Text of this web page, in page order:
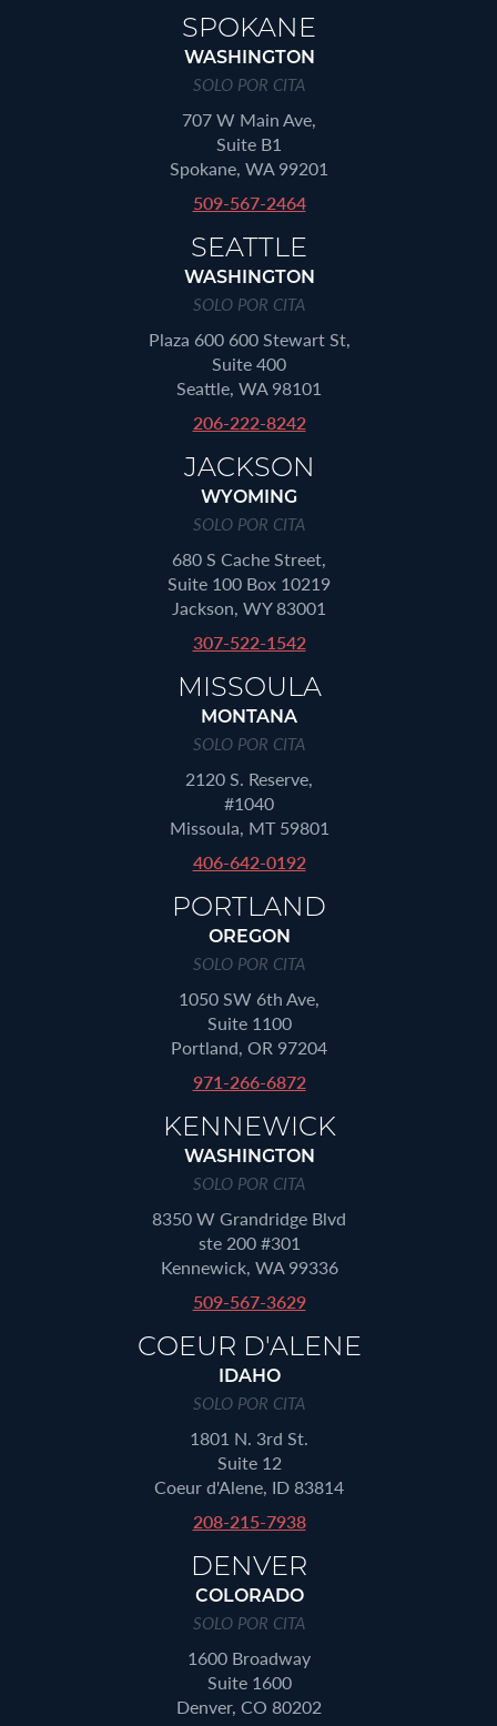
SPOKANE
WASHINGTON
SOLO POR CITA
707 W Main Ave,
Suite B1
Spokane, WA 99201
509-567-2464
SEATTLE
WASHINGTON
SOLO POR CITA
Plaza 600 600 Stewart St,
Suite 400
Seattle, WA 98101
206-222-8242
JACKSON
WYOMING
SOLO POR CITA
680 S Cache Street,
Suite 100 Box 10219
Jackson, WY 83001
307-522-1542
MISSOULA
MONTANA
SOLO POR CITA
2120 S. Reserve,
#1040
Missoula, MT 59801
406-642-0192
PORTLAND
OREGON
SOLO POR CITA
1050 SW 6th Ave,
Suite 1100
Portland, OR 97204
971-266-6872
KENNEWICK
WASHINGTON
SOLO POR CITA
8350 W Grandridge Blvd
ste 200 #301
Kennewick, WA 99336
509-567-3629
COEUR D'ALENE
IDAHO
SOLO POR CITA
1801 N. 3rd St.
Suite 12
Coeur d'Alene, ID 83814
208-215-7938
DENVER
COLORADO
SOLO POR CITA
1600 Broadway
Suite 1600
Denver, CO 80202